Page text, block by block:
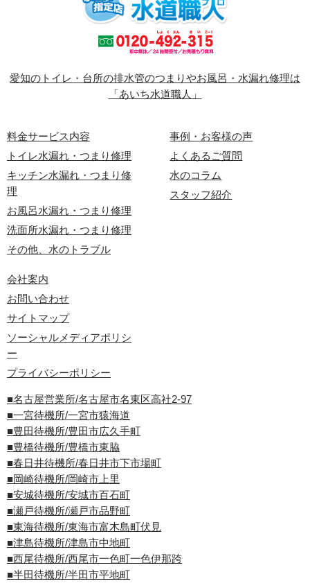
愛知のトイレ・台所の排水管のつまりやお風呂・水漏れ修理は
「あいち水道職人」
料金サービス内容
トイレ水漏れ・つまり修理
キッチン水漏れ・つまり修
理
お風呂水漏れ・つまり修理
洗面所水漏れ・つまり修理
その他、水のトラブル
事例・お客様の声
よくあるご質問
水のコラム
スタッフ紹介
会社案内
お問い合わせ
サイトマップ
ソーシャルメディアポリシ
ー
プライバシーポリシー
■名古屋営業所/名古屋市名東区高社2-97
■一宮待機所/一宮市猿海道
■豊田待機所/豊田市広久手町
■豊橋待機所/豊橋市東脇
■春日井待機所/春日井市下市場町
■岡崎待機所/岡崎市上里
■安城待機所/安城市百石町
■瀬戸待機所/瀬戸市品野町
■東海待機所/東海市富木島町伏見
■津島待機所/津島市中地町
■西尾待機所/西尾市一色町一色伊那跨
■半田待機所/半田市平地町